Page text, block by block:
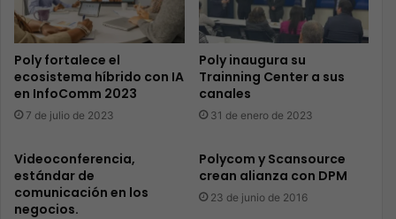
Poly fortalece el
ecosistema híbrido con IA
en InfoComm 2023
7 de julio de 2023
Poly inaugura su
Trainning Center a sus
canales
31 de enero de 2023
Videoconferencia,
estándar de
comunicación en los
negocios.
Polycom y Scansource
crean alianza con DPM
23 de junio de 2016